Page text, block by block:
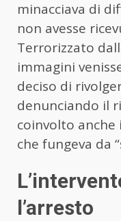
minacciava di
non avesse
Terrorizzato
immagini
deciso di
denunciando il
coinvolto anche
che fungeva da
l’arresto